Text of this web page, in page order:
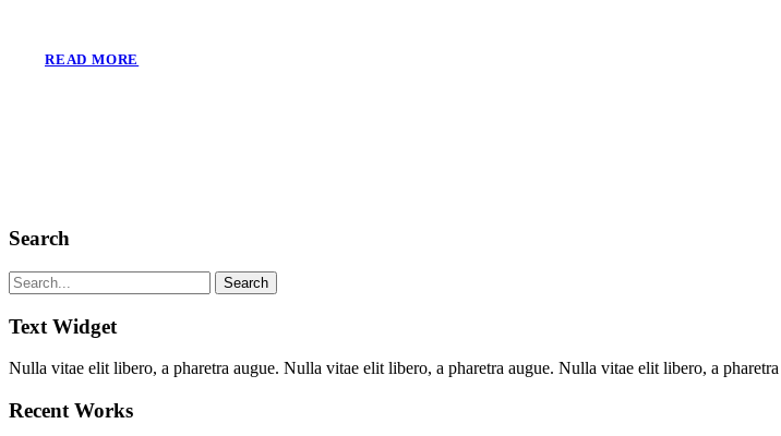
READ MORE
Search
Text Widget
Nulla vitae elit libero, a pharetra augue. Nulla vitae elit libero, a pharetra augue. Nulla vitae elit libero, a
Recent Works